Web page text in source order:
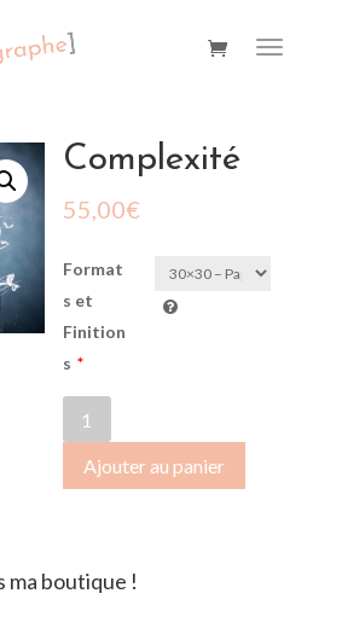
Complexité
55,00€
Format
s et
Finition
s *
de
Complexité
Ajouter au panier
ma boutique !